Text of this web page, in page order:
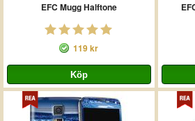
EFC Mugg Halftone
119 kr